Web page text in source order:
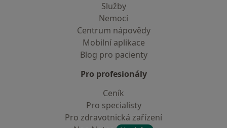
Služby
Nemoci
Centrum nápovědy
Mobilní aplikace
Blog pro pacienty
Pro profesionály
Ceník
Pro specialisty
Pro zdravotnická zařízení